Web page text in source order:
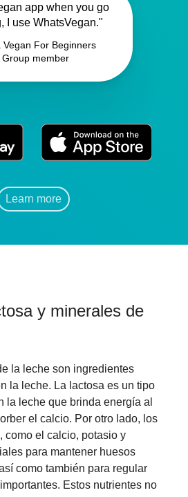
app when you go
I use WhatsVegan."
For Beginners
member
Learn more
y minerales de
la leche son ingredientes
la leche. La lactosa es un tipo
la leche que brinda energía al
el calcio. Por otro lado, los
como el calcio, potasio y
para mantener huesos
como también para regular
Estos nutrientes no